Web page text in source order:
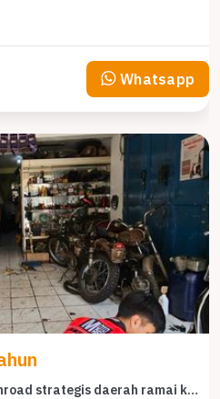
Whatsapp
Ruko di Rajawali timur mainroad strategis daerah ramai kota bandung